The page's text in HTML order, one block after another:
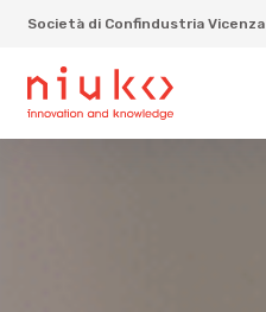
Società di Confindustria Vicenza